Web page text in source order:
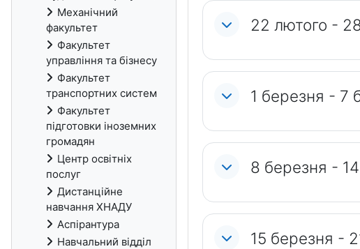
22 лютого -
1 березня - 7
8 березня -
15 березня -
Механічний
факультет
Факультет
управління та бізнесу
Факультет
транспортних систем
Факультет
підготовки іноземних
громадян
Центр освітніх
послуг
Дистанційне
навчання ХНАДУ
Аспірантура
Навчальний відділ